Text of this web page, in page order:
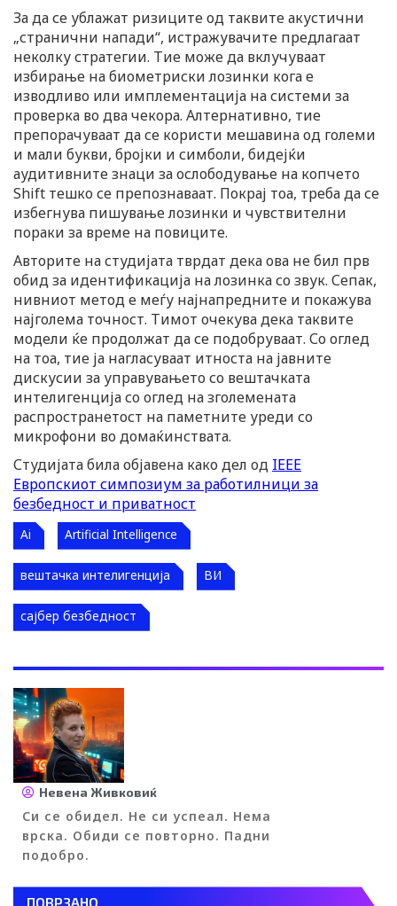
За да се ублажат ризиците од таквите акустични
„странични напади“, истражувачите предлагаат
неколку стратегии. Тие може да вклучуваат
избирање на биометриски лозинки кога е
изводливо или имплементација на системи за
проверка во два чекора. Алтернативно, тие
препорачуваат да се користи мешавина од големи
и мали букви, бројки и симболи, бидејќи
аудитивните знаци за ослободување на копчето
Shift тешко се препознаваат. Покрај тоа, треба да се
избегнува пишување лозинки и чувствителни
пораки за време на повиците.
Авторите на студијата тврдат дека ова не бил прв
обид за идентификација на лозинка со звук. Сепак,
нивниот метод е меѓу најнапредните и покажува
најголема точност. Тимот очекува дека таквите
модели ќе продолжат да се подобруваат. Со оглед
на тоа, тие ја нагласуваат итноста на јавните
дискусии за управувањето со вештачката
интелигенција со оглед на зголемената
распространетост на паметните уреди со
микрофони во домаќинствата.
Студијата била објавена како дел од IEEE
Европскиот симпозиум за работилници за
безбедност и приватност
Ai Artificial Intelligence
вештачка интелигенција ВИ
сајбер безбедност
Невена Живковиќ
Си се обидел. Не си успеал. Нема
врска. Обиди се повторно. Падни
подобро.
ПОВРЗАНО